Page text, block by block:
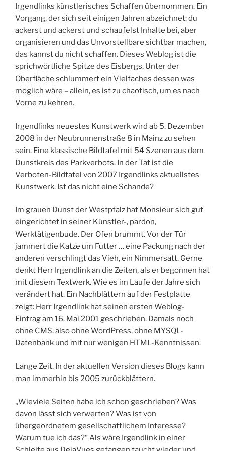
Irgendlinks künstlerisches Schaffen übernommen. Ein
Vorgang, der sich seit einigen Jahren abzeichnet: du
ackerst und ackerst und schaufelst Inhalte bei, aber
organisieren und das Unvorstellbare sichtbar machen,
das kannst du nicht schaffen. Dieses Weblog ist die
sprichwörtliche Spitze des Eisbergs. Unter der
Oberfläche schlummert ein Vielfaches dessen was
möglich wäre – allein, es ist zu chaotisch, um es nach
Vorne zu kehren.
Irgendlinks neuestes Kunstwerk wird ab 5. Dezember
2008 in der Neubrunnenstraße 8 in Mainz zu sehen
sein. Eine klassische Bildtafel mit 54 Szenen aus dem
Dunstkreis des Parkverbots. In der Tat ist die
Verboten-Bildtafel von 2007 Irgendlinks aktuellstes
Kunstwerk. Ist das nicht eine Schande?
Im grauen Dunst der Westpfalz hat Monsieur sich gut
eingerichtet in seiner Künstler-, pardon,
Werktätigenbude. Der Ofen brummt. Vor der Tür
jammert die Katze um Futter … eine Packung nach der
anderen verschlingt das Vieh, ein Nimmersatt. Gerne
denkt Herr Irgendlink an die Zeiten, als er begonnen hat
mit diesem Textwerk. Wie es im Laufe der Jahre sich
verändert hat. Ein Nachblättern auf der Festplatte
zeigt: Herr Irgendlink hat seinen ersten Weblog-
Eintrag am 16. Mai 2001 geschrieben. Damals noch
ohne CMS, also ohne WordPress, ohne MYSQL-
Datenbank und mit nur wenigen HTML-Kenntnissen.
Lange Zeit. In der aktuellen Version dieses Blogs kann
man immerhin bis 2005 zurückblättern.
„Wieviele Seiten habe ich schon geschrieben? Was
davon lässt sich verwerten? Was ist von
übergeordnetem gesellschaftlichem Interesse?
Warum tue ich das?“ Als wäre Irgendlink in einer